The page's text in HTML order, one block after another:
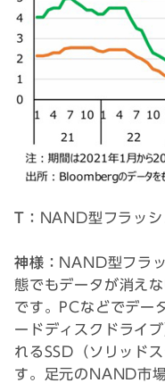
T： NAND型フラッシ
神様： NAND型フラ
態でもデータが消え
です。PCなどでデー
ードディスクドライ
れるSSD（ソリッド
す。足元のNAND市